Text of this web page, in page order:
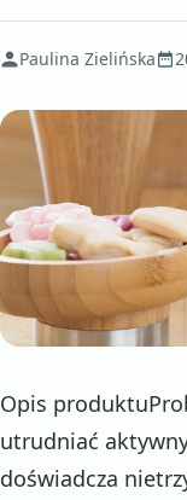
Paulina Zielińska
Opis
utrudniać
doświadcza